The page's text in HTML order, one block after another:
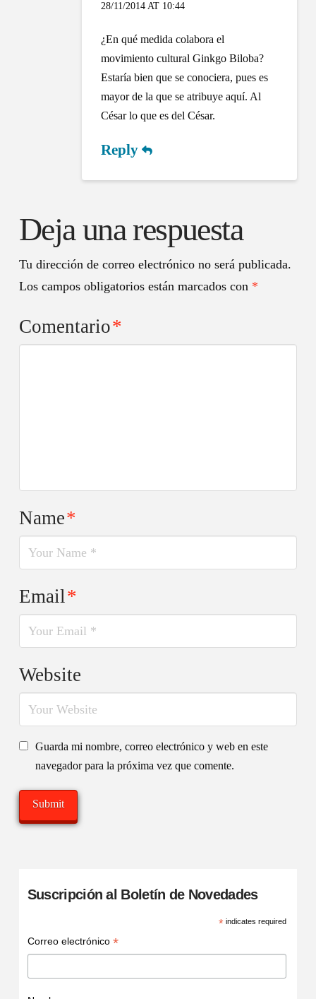
28/11/2014 AT 10:44
¿En qué medida colabora el
movimiento cultural Ginkgo Biloba?
Estaría bien que se conociera, pues es
mayor de la que se atribuye aquí. Al
César lo que es del César.
Reply
Deja una respuesta
Tu dirección de correo electrónico no será publicada.
Los campos obligatorios están marcados con *
Comentario*
Name*
Email*
Website
Guarda mi nombre, correo electrónico y web en este
navegador para la próxima vez que comente.
Suscripción al Boletín de Novedades
*indicates required
Correo electrónico *